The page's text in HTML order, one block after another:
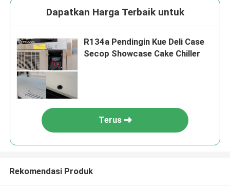
Dapatkan Harga Terbaik untuk
R134a Pendingin Kue Deli Case
Secop Showcase Cake Chiller
Terus
Rekomendasi Produk